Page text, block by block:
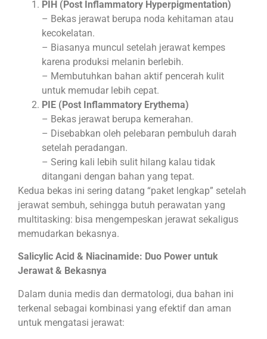
PIH (Post Inflammatory Hyperpigmentation)
– Bekas jerawat berupa noda kehitaman atau
kecokelatan.
– Biasanya muncul setelah jerawat kempes
karena produksi melanin berlebih.
– Membutuhkan bahan aktif pencerah kulit
untuk memudar lebih cepat.
PIE (Post Inflammatory Erythema)
– Bekas jerawat berupa kemerahan.
– Disebabkan oleh pelebaran pembuluh darah
setelah peradangan.
– Sering kali lebih sulit hilang kalau tidak
ditangani dengan bahan yang tepat.
Kedua bekas ini sering datang “paket lengkap” setelah
jerawat sembuh, sehingga butuh perawatan yang
multitasking: bisa mengempeskan jerawat sekaligus
memudarkan bekasnya.
Salicylic Acid & Niacinamide: Duo Power untuk
Jerawat & Bekasnya
Dalam dunia medis dan dermatologi, dua bahan ini
terkenal sebagai kombinasi yang efektif dan aman
untuk mengatasi jerawat: